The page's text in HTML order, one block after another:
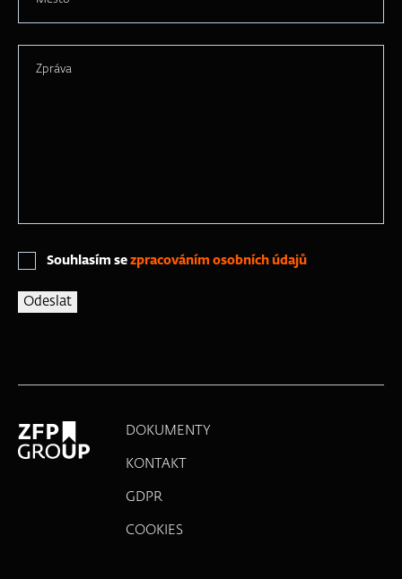
Zpráva
Souhlasím se zpracováním osobních údajů
DOKUMENTY
KONTAKT
GDPR
COOKIES